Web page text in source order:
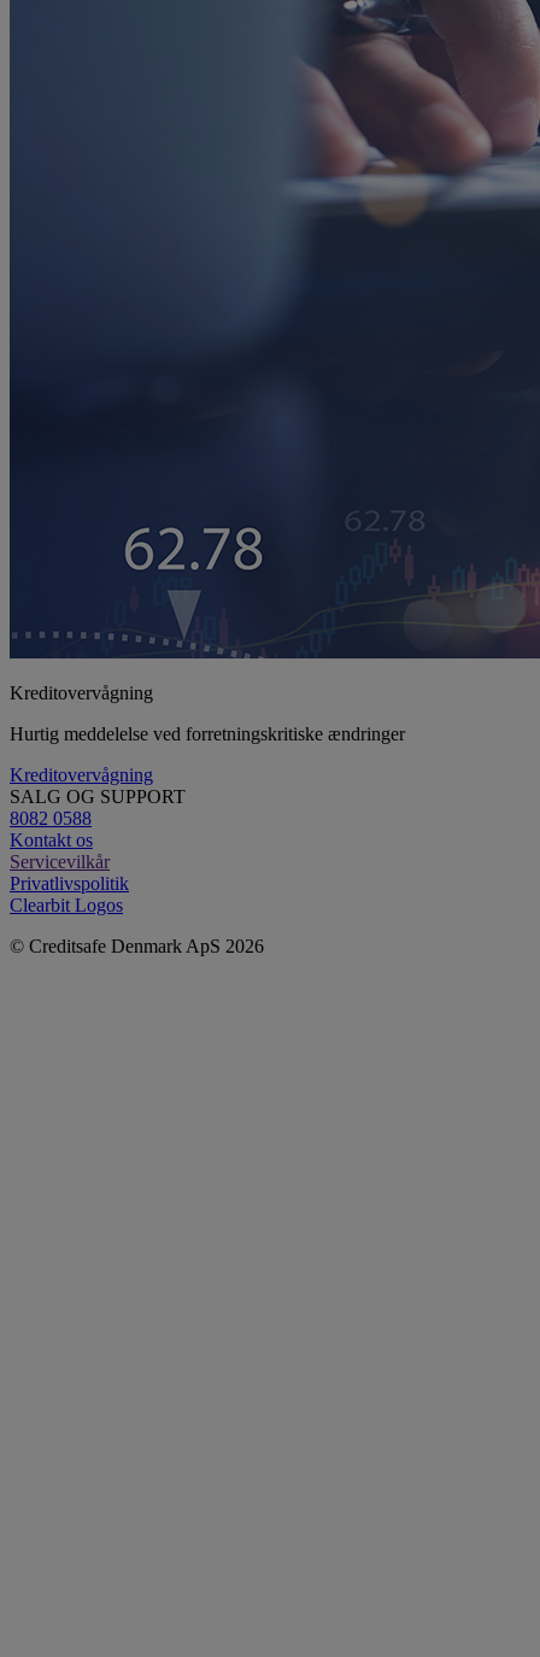
Kreditovervågning
Hurtig meddelelse ved forretningskritiske ændringer
Kreditovervågning
SALG OG SUPPORT
8082 0588
Kontakt os
Servicevilkår
Privatlivspolitik
Clearbit Logos
© Creditsafe Denmark ApS 2026